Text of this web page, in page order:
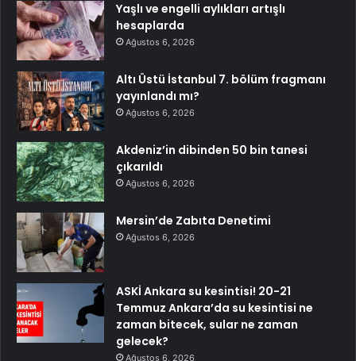
Yaşlı ve engelli aylıkları artışlı
hesaplarda
Ağustos 6, 2026
Altı Üstü İstanbul 7. bölüm fragmanı
yayınlandı mı?
Ağustos 6, 2026
Akdeniz’in dibinden 50 bin tanesi
çıkarıldı
Ağustos 6, 2026
Mersin’de Zabıta Denetimi
Ağustos 6, 2026
ASKİ Ankara su kesintisi! 20-21
Temmuz Ankara’da su kesintisi ne
zaman bitecek, sular ne zaman
gelecek?
Ağustos 6, 2026